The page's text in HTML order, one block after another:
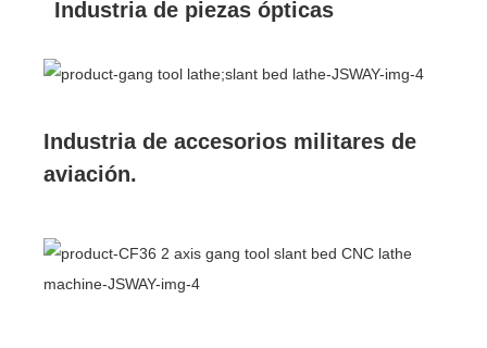
Industria de piezas ópticas
Industria de accesorios militares de
aviación.